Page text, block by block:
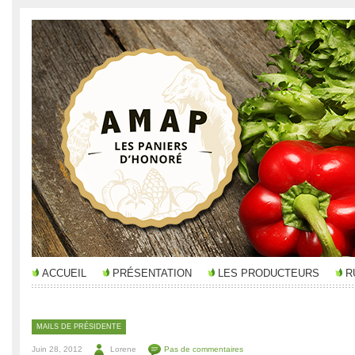
ACCUEIL PRÉSENTATION LES PRODUCTEURS
MAILS DE PRÉSIDENTE
Juin 28, 2012 Lorene Pas de commentaires